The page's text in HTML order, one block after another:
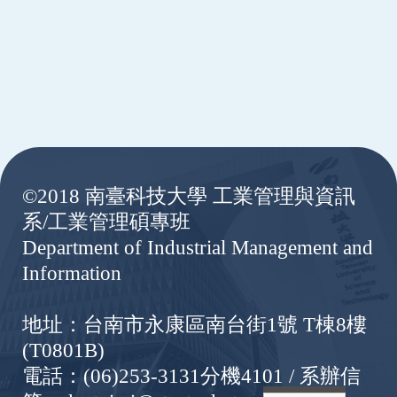
©2018 南臺科技大學 工業管理與資訊
系/工業管理碩專班
Department of Industrial Management and
Information
地址：台南市永康區南台街1號 T棟8樓
(T0801B)
電話：(06)253-3131分機4101 / 系辦信